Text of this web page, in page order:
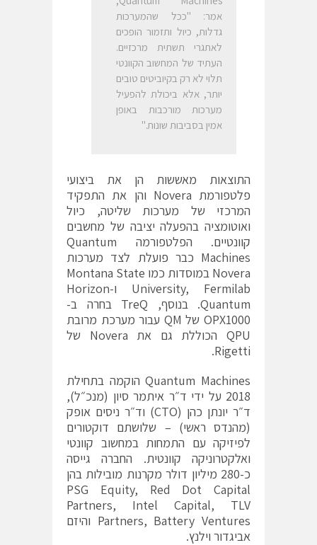
אמר: "ככל שהמערכות
גדלות, כיול ותזמור הופכים
לאתגרי תשתית מרכזיים.
העתיד של המחשוב הקוונטי
תלוי לא רק בקיוביטים טובים
יותר, אלא ביכולת להפעיל
מערכות מורכבות באופן
אמין בסביבות שונות."
התוצאות מאששות הן את ביצועי
פלטפורמת Novera והן את התפקיד
המרכזי של מערכות שליטה, כיול
ואוטומציה בהפעלה יציבה של מחשבים
קוונטיים. הפלטפורמה Quantum
Machines כבר פועלת לצד מערכות
Novera במוסדות כמו Montana State
University, Fermilab ו-Horizon
Quantum. בנוסף, TreQ בחרה ב-
OPX1000 של QM עבור מערכת מרובת
QPU הכוללת גם את Novera של
Rigetti.
Quantum Machines הוקמה בתחילת
2018 על ידי ד״ר איתמר סיון (מנכ״ל),
ד״ר יונתן כהן (CTO) וד״ר ניסים אופק
(מהנדס ראשי) – שלושתם דוקטורים
לפיזיקה עם התמחות במחשוב קוונטי
ואלקטרוניקה קוונטית. החברה גייסה
כ-280 מיליון דולר מקרנות מובילות בהן
PSG Equity, Red Dot Capital
Partners, Intel Capital, TLV
Partners, Battery Ventures והיזם
אביגדור וילנץ.